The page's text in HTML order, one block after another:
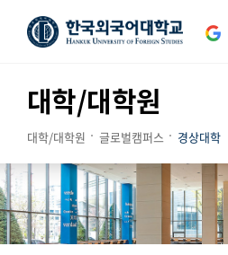
대학/대학원
대학/대학원 글로벌캠퍼스 경상대학